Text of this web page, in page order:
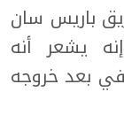
باريس سان
يشعر أنه
بعد خروجه